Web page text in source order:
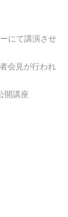
にて講演させ
会見が行われ
開講座